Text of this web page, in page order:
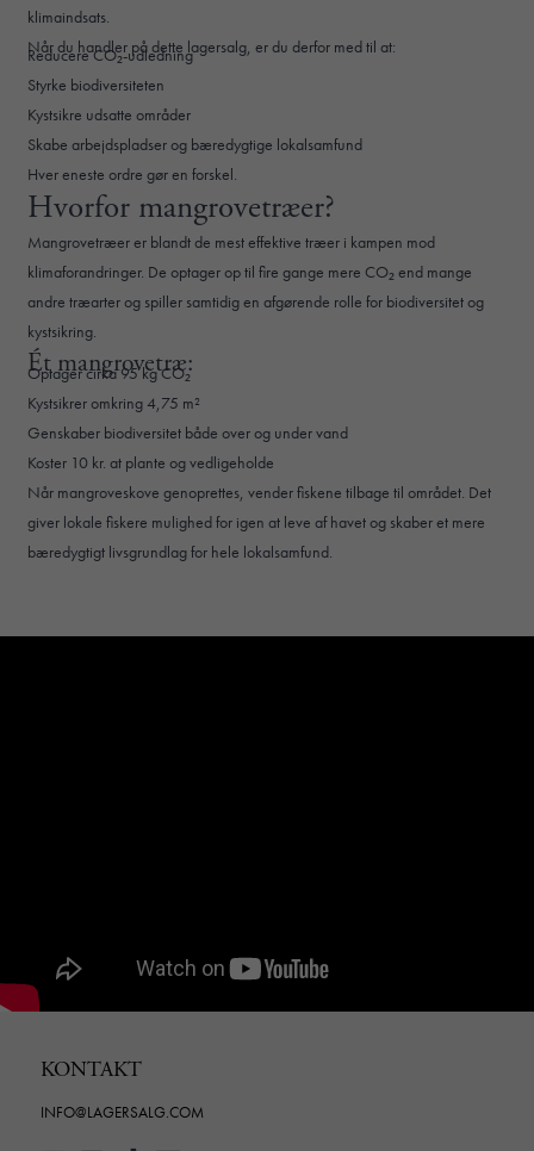
klimaindsats.
Når du handler på dette lagersalg, er du derfor med til at:
Reducere CO₂-udledning
Styrke biodiversiteten
Kystsikre udsatte områder
Skabe arbejdspladser og bæredygtige lokalsamfund
Hver eneste ordre gør en forskel.
Hvorfor mangrovetræer?
Mangrovetræer er blandt de mest effektive træer i kampen mod
klimaforandringer. De optager op til fire gange mere CO₂ end mange
andre træarter og spiller samtidig en afgørende rolle for biodiversitet og
kystsikring.
Ét mangrovetræ:
Optager cirka 95 kg CO₂
Kystsikrer omkring 4,75 m²
Genskaber biodiversitet både over og under vand
Koster 10 kr. at plante og vedligeholde
Når mangroveskove genoprettes, vender fiskene tilbage til området. Det
giver lokale fiskere mulighed for igen at leve af havet og skaber et mere
bæredygtigt livsgrundlag for hele lokalsamfund.
KONTAKT
INFO@LAGERSALG.COM